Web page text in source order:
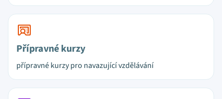
Přípravné kurzy
přípravné kurzy pro navazující vzdělávání